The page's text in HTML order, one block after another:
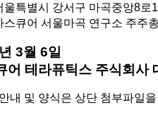
울특별시 강서구 마곡중앙8로
스큐어 서울마곡 연구소 주주
3월 6일
어 테라퓨틱스 주식회사
내 및 양식은 상단 첨부파일